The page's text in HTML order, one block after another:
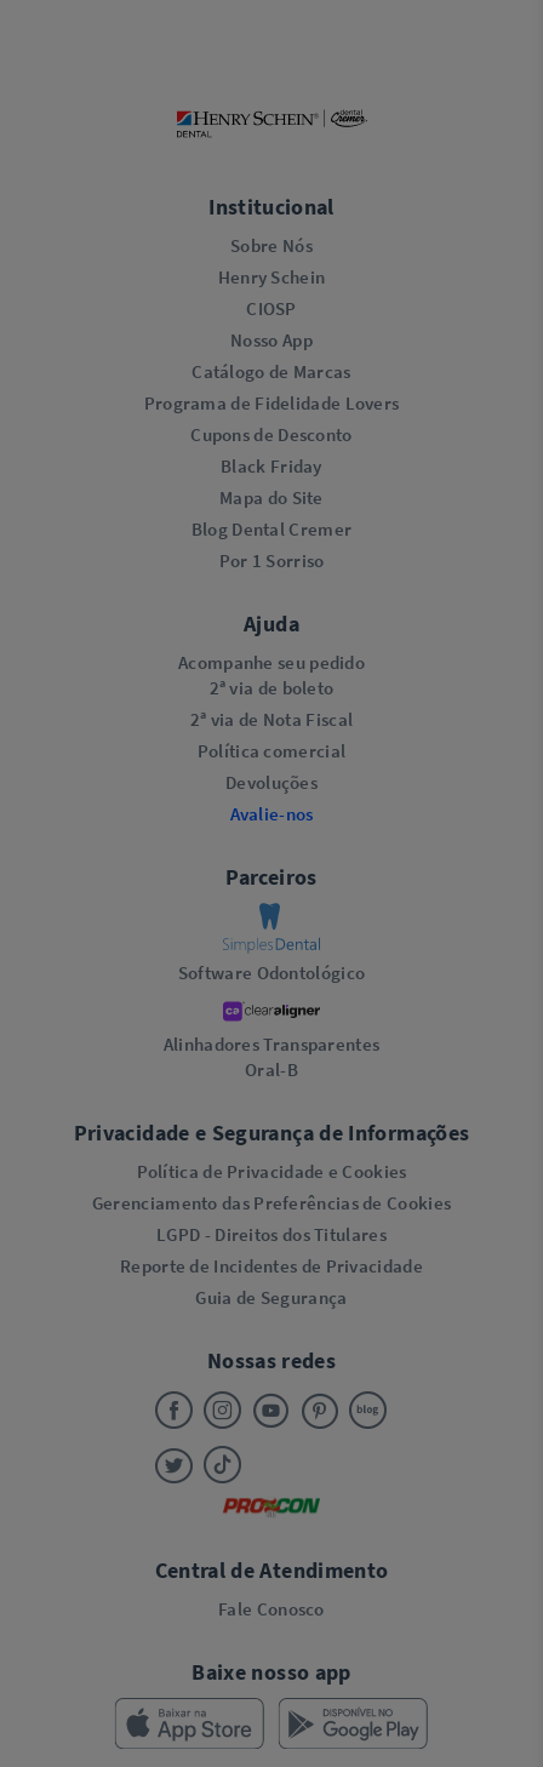
Institucional
Sobre Nós
Henry Schein
CIOSP
Nosso App
Catálogo de Marcas
Programa de Fidelidade Lovers​
Cupons de Desconto
Black Friday
Mapa do Site
Blog Dental Cremer
Por 1 Sorriso
Ajuda
Acompanhe seu pedido
2ª via de boleto
2ª via de Nota Fiscal
Política comercial
Devoluções
Avalie-nos
Parceiros
Software Odontológico
Alinhadores Transparentes
Oral-B
Privacidade e Segurança de Informações
Política de Privacidade e Cookies
Gerenciamento das Preferências de Cookies
LGPD - Direitos dos Titulares
Reporte de Incidentes de Privacidade
Guia de Segurança
Nossas redes
Central de Atendimento
Fale Conosco
Baixe nosso app